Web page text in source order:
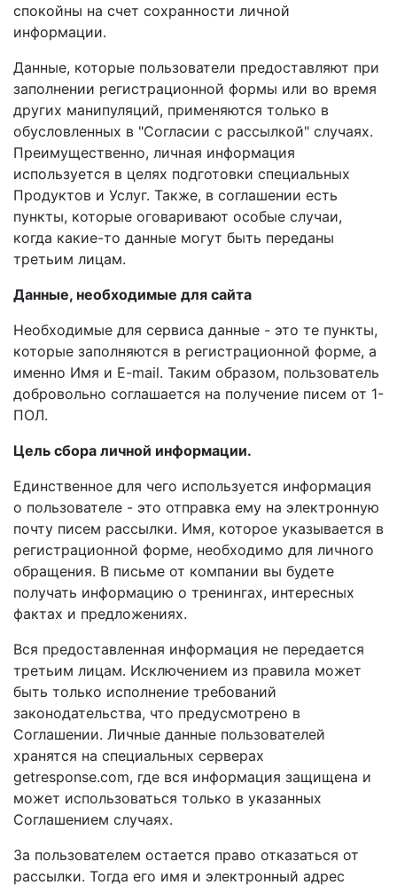
спокойны на счет сохранности личной
информации.
Данные, которые пользователи предоставляют при
заполнении регистрационной формы или во время
других манипуляций, применяются только в
обусловленных в "Согласии с рассылкой" случаях.
Преимущественно, личная информация
используется в целях подготовки специальных
Продуктов и Услуг. Также, в соглашении есть
пункты, которые оговаривают особые случаи,
когда какие-то данные могут быть переданы
третьим лицам.
Данные, необходимые для сайта
Необходимые для сервиса данные - это те пункты,
которые заполняются в регистрационной форме, а
именно Имя и E-mail. Таким образом, пользователь
добровольно соглашается на получение писем от 1-
ПОЛ.
Цель сбора личной информации.
Единственное для чего используется информация
о пользователе - это отправка ему на электронную
почту писем рассылки. Имя, которое указывается в
регистрационной форме, необходимо для личного
обращения. В письме от компании вы будете
получать информацию о тренингах, интересных
фактах и предложениях.
Вся предоставленная информация не передается
третьим лицам. Исключением из правила может
быть только исполнение требований
законодательства, что предусмотрено в
Соглашении. Личные данные пользователей
хранятся на специальных серверах
getresponse.com, где вся информация защищена и
может использоваться только в указанных
Соглашением случаях.
За пользователем остается право отказаться от
рассылки. Тогда его имя и электронный адрес